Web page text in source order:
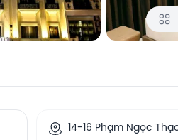
14-16 Phạm Ngọc